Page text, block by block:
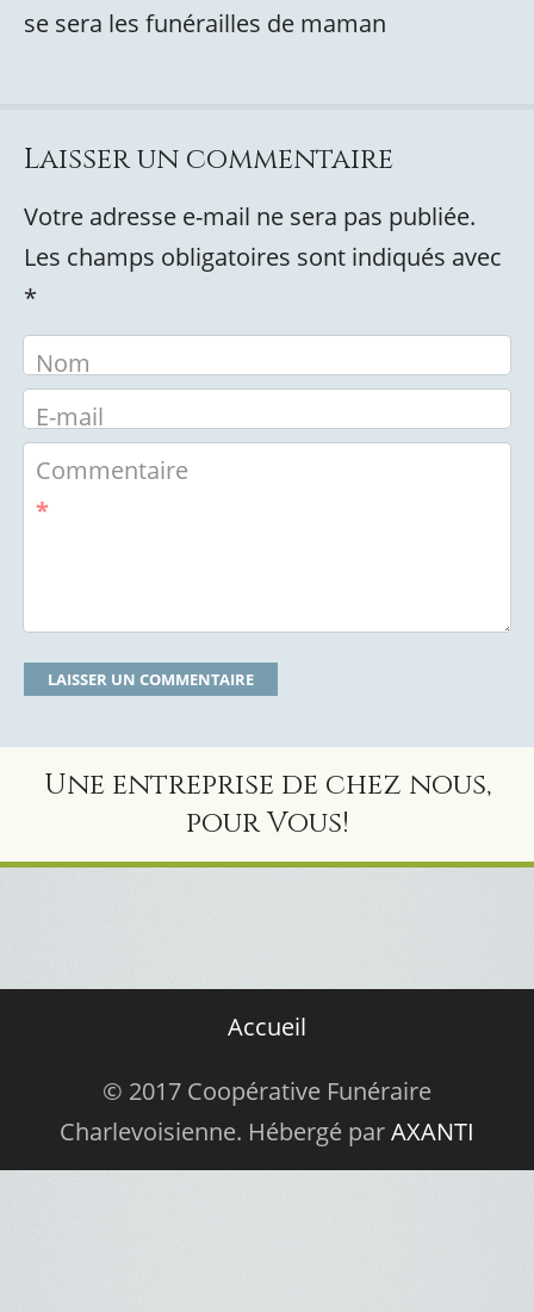
se sera les funérailles de maman
Laisser un commentaire
Votre adresse e-mail ne sera pas publiée.
Les champs obligatoires sont indiqués avec
*
Nom
E-mail
Commentaire
*
Une entreprise de chez nous,
pour Vous!
Accueil
© 2017 Coopérative Funéraire
Charlevoisienne. Hébergé parAXANTI